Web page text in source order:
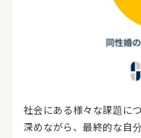
社会にある様々な課題に
深めながら、最終的な自